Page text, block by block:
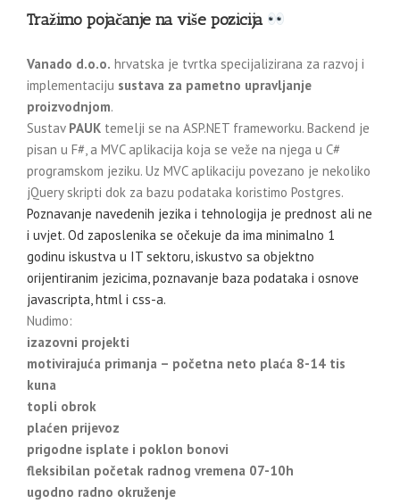
Tražimo pojačanje na više pozicija
Vanado d.o.o. hrvatska je tvrtka specijalizirana za razvoj i
implementaciju sustava za pametno upravljanje
proizvodnjom.
Sustav PAUK temelji se na ASP.NET frameworku. Backend je
pisan u F#, a MVC aplikacija koja se veže na njega u C#
programskom jeziku. Uz MVC aplikaciju povezano je nekoliko
jQuery skripti dok za bazu podataka koristimo Postgres.
Poznavanje navedenih jezika i tehnologija je prednost ali ne
i uvjet. Od zaposlenika se očekuje da ima minimalno 1
godinu iskustva u IT sektoru, iskustvo sa objektno
orijentiranim jezicima, poznavanje baza podataka i osnove
javascripta, html i css-a.
Nudimo:
izazovni projekti
motivirajuća primanja – početna neto plaća 8-14 tis
kuna
topli obrok
plaćen prijevoz
prigodne isplate i poklon bonovi
fleksibilan početak radnog vremena 07-10h
ugodno radno okruženje